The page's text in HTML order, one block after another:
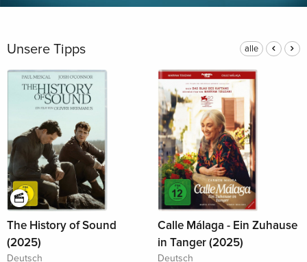
Unsere Tipps alle
The History of Sound
(2025)
Deutsch
Calle Málaga - Ein Zuhause
in Tanger (2025)
Deutsch